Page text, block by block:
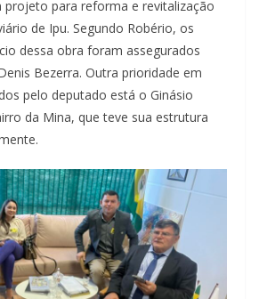
projeto para reforma e revitalização
de Ipu. Segundo Robério, os
dessa obra foram assegurados
Bezerra. Outra prioridade em
pelo deputado está o Ginásio
da Mina, que teve sua estrutura